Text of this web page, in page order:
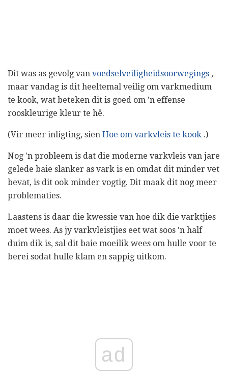
Dit was as gevolg van voedselveiligheidsoorwegings ,
maar vandag is dit heeltemal veilig om varkmedium
te kook, wat beteken dit is goed om 'n effense
rooskleurige kleur te hê.
(Vir meer inligting, sien Hoe om varkvleis te kook .)
Nog 'n probleem is dat die moderne varkvleis van jare
gelede baie slanker as vark is en omdat dit minder vet
bevat, is dit ook minder vogtig. Dit maak dit nog meer
problematies.
Laastens is daar die kwessie van hoe dik die varktjies
moet wees. As jy varkvleistjies eet wat soos 'n half
duim dik is, sal dit baie moeilik wees om hulle voor te
berei sodat hulle klam en sappig uitkom.
ad